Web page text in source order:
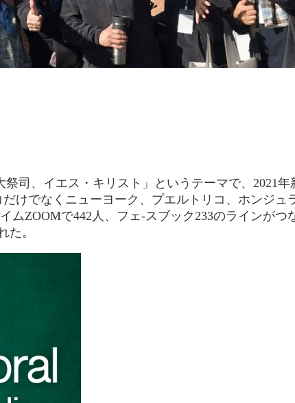
司、イエス・キリスト」というテーマで、2021
けでなくニューヨーク、プエルトリコ、ホンジュ
ZOOMで442人、フェ-スブック233のラインがつ
た。